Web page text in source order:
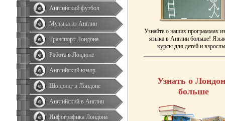
Английский футбол
Музыка из Англии
Транспорт Лондона
Работа в Лондоне
Английский юмор
Шоппинг в Лондоне
Английский в Англии
Инфографика Лондона
Узнайте о наших программах
языка в Англии больше!
курсы для детей и
Узнать о
больше